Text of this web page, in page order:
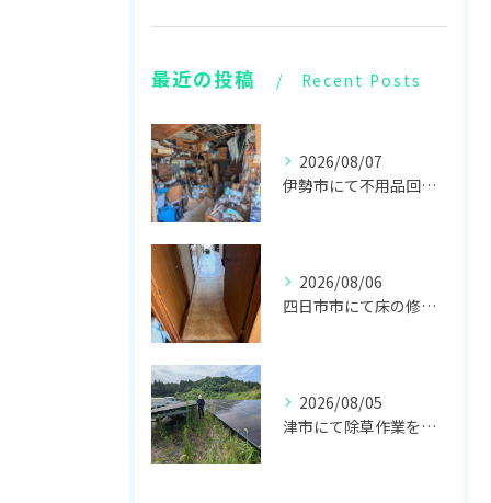
最近の投稿 Recent Posts
2026/08/07
伊勢市にて不用品回収と見積もり、志摩市にて見積もりをしてきました！
2026/08/06
四日市市にて床の修繕リフォームをしてきました！
2026/08/05
津市にて除草作業をしてきました！